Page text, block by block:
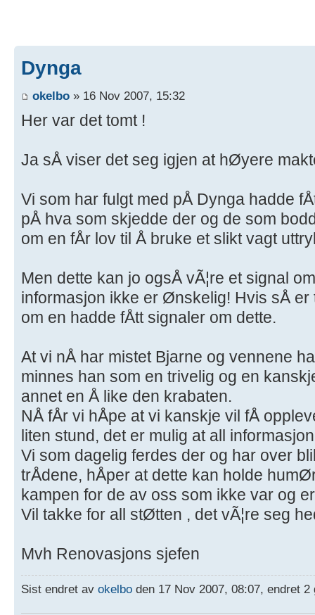
Dynga
okelbo » 16 Nov 2007, 15:32
Her var det tomt !
Ja sÅ viser det seg igjen at hØyere
Vi som har fulgt med pÅ Dynga hadde
pÅ hva som skjedde der og de som
om en fÅr lov til Å bruke et slikt vagt
Men dette kan jo ogsÅ vÃ¦re et signal
informasjon ikke er Ønskelig! Hvis sÅ er
om en hadde fÅtt signaler om dette.
At vi nÅ har mistet Bjarne og vennene
minnes han som en trivelig og en
annet en Å like den krabaten.
NÅ fÅr vi hÅpe at vi kanskje vil fÅ
liten stund, det er mulig at all
Vi som dagelig ferdes der og har over
trÅdene, hÅper at dette kan holde
kampen for de av oss som ikke var og
Vil takke for all stØtten , det vÃ¦re seg
Mvh Renovasjons sjefen
Sist endret av okelbo den 17 Nov 2007, 08:07, endret 2